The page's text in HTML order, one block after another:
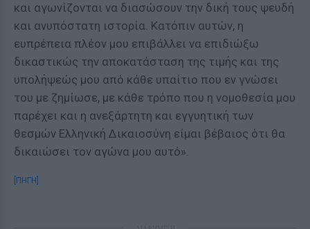
και αγωνίζονται να διασώσουν την δική τους ψευδή
και ανυπόστατη ιστορία. Κατόπιν αυτών, η
ευπρέπεια πλέον μου επιβάλλει να επιδιώξω
δικαστικώς την αποκατάσταση της τιμής και της
υπολήψεώς μου από κάθε υπαίτιο που εν γνώσει
του με ζημίωσε, με κάθε τρόπο που η νομοθεσία μου
παρέχει και η ανεξάρτητη και εγγυητική των
θεσμών Ελληνική Δικαιοσύνη είμαι βέβαιος ότι θα
δικαιώσει τον αγώνα μου αυτό».
[ΠΗΓΗ]